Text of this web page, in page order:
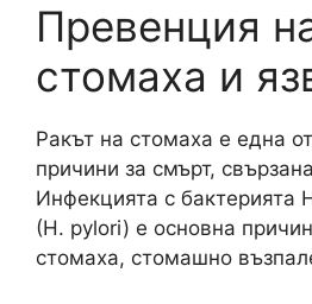
Превенция
стомаха и
Ракът на стомаха е една
причини за смърт,
Инфекцията с бактерията
(H. pylori) е основна
стомаха, стомашно